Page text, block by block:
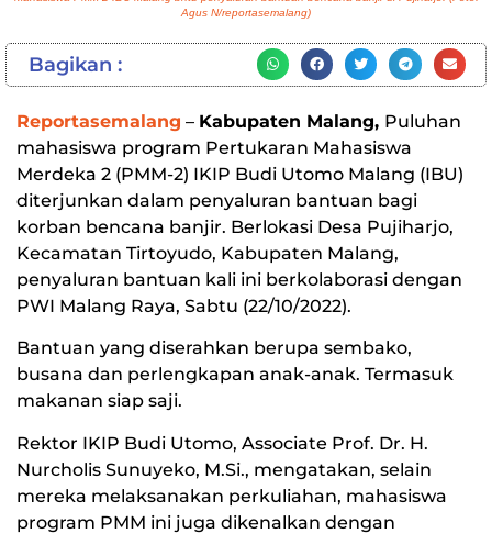
Agus N/reportasemalang)
Bagikan :
Reportasemalang – Kabupaten Malang, Puluhan
mahasiswa program Pertukaran Mahasiswa
Merdeka 2 (PMM-2) IKIP Budi Utomo Malang (IBU)
diterjunkan dalam penyaluran bantuan bagi
korban bencana banjir. Berlokasi Desa Pujiharjo,
Kecamatan Tirtoyudo, Kabupaten Malang,
penyaluran bantuan kali ini berkolaborasi dengan
PWI Malang Raya, Sabtu (22/10/2022).
Bantuan yang diserahkan berupa sembako,
busana dan perlengkapan anak-anak. Termasuk
makanan siap saji.
Rektor IKIP Budi Utomo, Associate Prof. Dr. H.
Nurcholis Sunuyeko, M.Si., mengatakan, selain
mereka melaksanakan perkuliahan, mahasiswa
program PMM ini juga dikenalkan dengan